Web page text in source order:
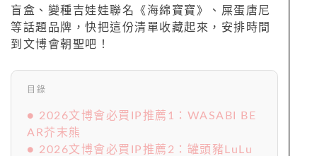
盲盒、變種吉娃娃聯名《海綿寶寶》、屎蛋唐尼
等話題品牌，快把這份清單收藏起來，安排時間
到文博會朝聖吧！
目錄
● 2026文博會必買IP推薦1：WASABI BE
AR芥末熊
● 2026文博會必買IP推薦2：罐頭豬LuLu